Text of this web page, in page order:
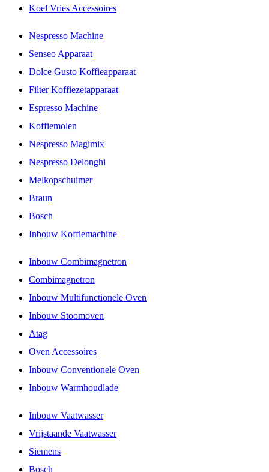
Koel Vries Accessoires
Nespresso Machine
Senseo Apparaat
Dolce Gusto Koffieapparaat
Filter Koffiezetapparaat
Espresso Machine
Koffiemolen
Nespresso Magimix
Nespresso Delonghi
Melkopschuimer
Braun
Bosch
Inbouw Koffiemachine
Inbouw Combimagnetron
Combimagnetron
Inbouw Multifunctionele Oven
Inbouw Stoomoven
Atag
Oven Accessoires
Inbouw Conventionele Oven
Inbouw Warmhoudlade
Inbouw Vaatwasser
Vrijstaande Vaatwasser
Siemens
Bosch